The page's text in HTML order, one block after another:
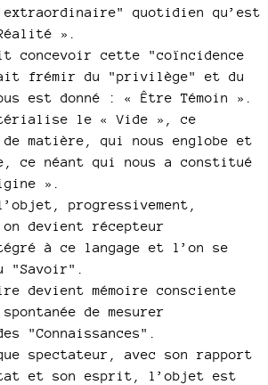
quotidien qu’est
».
concevoir cette "coïncidence
frémir du "privilège" et du
est donné : « Être Témoin ».
le « Vide », ce
de matière, qui nous englobe et
ce néant qui nous a constitué
».
progressivement,
on devient récepteur
à ce langage et l’on se
"Savoir".
devient mémoire consciente
de mesurer
"Connaissances".
spectateur, avec son rapport
et son esprit, l’objet est